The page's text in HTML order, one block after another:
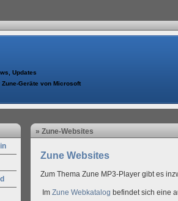
Updates
Geräte von Microsoft
» Zune-Websites
Zune Websites
Zum Thema Zune MP3-Player gibt es
Im Zune Webkatalog befindet sich eine